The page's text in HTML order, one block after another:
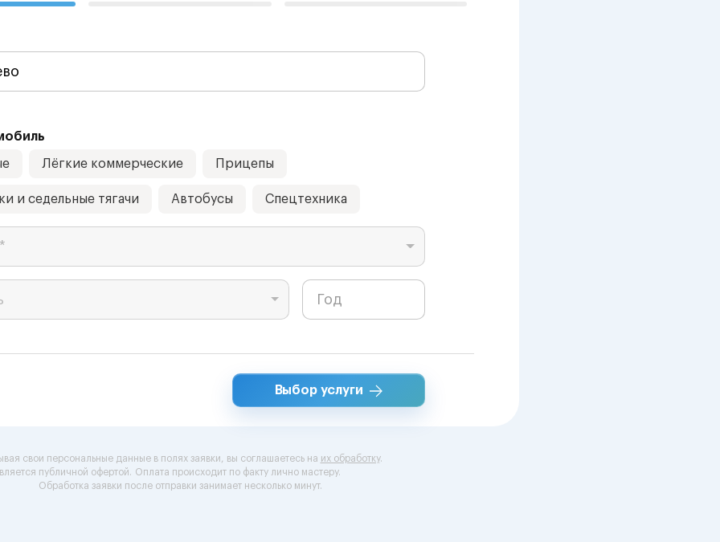
Лёгкие коммерческие Прицепы
и седельные тягачи Автобусы Спецтехника
Выбор услуги
свои персональные данные в полях заявки, вы соглашаетесь на их обработку.
публичной офертой. Оплата происходит по факту лично мастеру.
Обработка заявки после отправки занимает несколько минут.